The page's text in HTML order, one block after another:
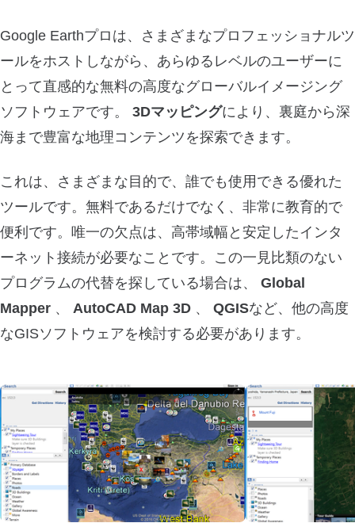
Google Earthプロは、さまざまなプロフェッショナルツ
ールをホストしながら、あらゆるレベルのユーザーに
とって直感的な無料の高度なグローバルイメージング
ソフトウェアです。 3Dマッピングにより、裏庭から深
海まで豊富な地理コンテンツを探索できます。
これは、さまざまな目的で、誰でも使用できる優れた
ツールです。無料であるだけでなく、非常に教育的で
便利です。唯一の欠点は、高帯域幅と安定したインタ
ーネット接続が必要なことです。この一見比類のない
プログラムの代替を探している場合は、 Global
Mapper 、 AutoCAD Map 3D 、 QGISなど、他の高度
なGISソフトウェアを検討する必要があります。